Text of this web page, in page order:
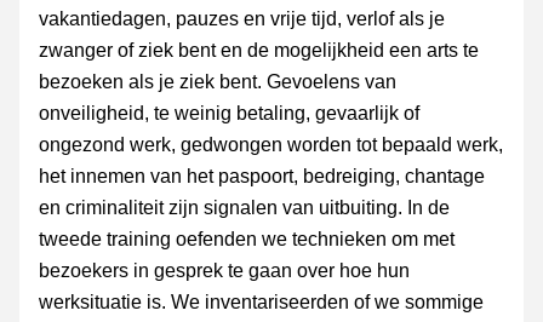
vakantiedagen, pauzes en vrije tijd, verlof als je
zwanger of ziek bent en de mogelijkheid een arts te
bezoeken als je ziek bent. Gevoelens van
onveiligheid, te weinig betaling, gevaarlijk of
ongezond werk, gedwongen worden tot bepaald werk,
het innemen van het paspoort, bedreiging, chantage
en criminaliteit zijn signalen van uitbuiting. In de
tweede training oefenden we technieken om met
bezoekers in gesprek te gaan over hoe hun
werksituatie is. We inventariseerden of we sommige